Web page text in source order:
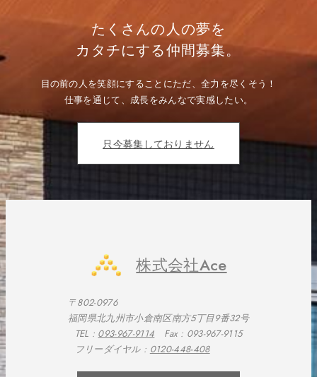
ン
たくさんの人の夢を
カタチにする仲間募集。
目の前の人を笑顔にすることにただ、全力を尽くそう！
仕事を通じて、成長をみんなで実感したい。
只今募集しておりません
株式会社Ace
〒802-0976
福岡県北九州市小倉南区南方5丁目9番32号
TEL : 093-967-9114 Fax : 093-967-9115
フリーダイヤル : 0120-448-408